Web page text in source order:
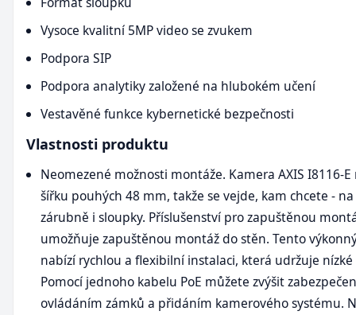
Vysoce kvalitní 5MP video se zvukem
Podpora SIP
Podpora analytiky založené na hlubokém učení
Vestavěné funkce kybernetické bezpečnosti
Vlastnosti produktu
Neomezené možnosti montáže. Kamera AXIS I8116-
šířku pouhých 48 mm, takže se vejde, kam chcete -
zárubně i sloupky. Příslušenství pro zapuštěnou
umožňuje zapuštěnou montáž do stěn. Tento
nabízí rychlou a flexibilní instalaci, která udržuje nízké
Pomocí jednoho kabelu PoE můžete zvýšit
ovládáním zámků a přidáním kamerového systému.